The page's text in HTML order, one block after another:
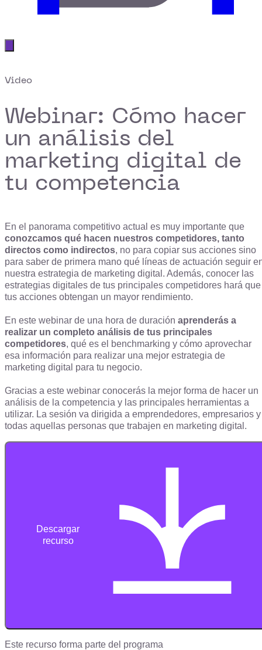
Video
Webinar: Cómo hacer
un análisis del
marketing digital de
tu competencia
En el panorama competitivo actual es muy importante que
conozcamos qué hacen nuestros competidores, tanto
directos como indirectos, no para copiar sus acciones sino
para saber de primera mano qué líneas de actuación seguir
nuestra estrategia de marketing digital. Además, conocer las
estrategias digitales de tus principales competidores hará que
tus acciones obtengan un mayor rendimiento.
En este webinar de una hora de duración aprenderás a
realizar un completo análisis de tus principales
competidores, qué es el benchmarking y cómo aprovechar
esa información para realizar una mejor estrategia de
marketing digital para tu negocio.
Gracias a este webinar conocerás la mejor forma de hacer un
análisis de la competencia y las principales herramientas a
utilizar. La sesión va dirigida a emprendedores, empresarios y
todas aquellas personas que trabajen en marketing digital.
Descargar
recurso
Este recurso forma parte del programa